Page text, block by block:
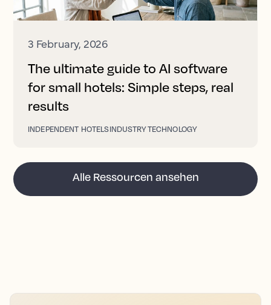
3 February, 2026
The ultimate guide to AI software
for small hotels: Simple steps, real
results
INDEPENDENT HOTELSINDUSTRY TECHNOLOGY
Alle Ressourcen ansehen